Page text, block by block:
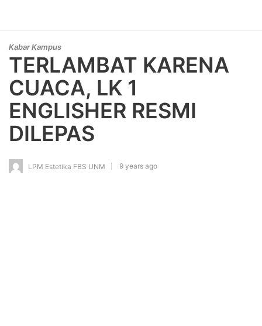
Kabar Kampus
TERLAMBAT KARENA
CUACA, LK 1
ENGLISHER RESMI
DILEPAS
LPM Estetika FBS UNM 9 years ago